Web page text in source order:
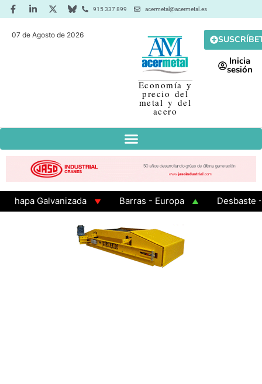
915 337 899 acermetal@acermetal.es
07 de Agosto de 2026
Economía y
precio del
metal y del
acero
Inicia
sesión
Galvanizada Barras - Europa
Desbaste - Asia